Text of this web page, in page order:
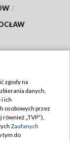
/
zgody na
danych,
ich
osobowych przez
również „TVP”),
Zaufanych
tym do